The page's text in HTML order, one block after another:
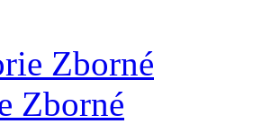
Zborné
Zborné